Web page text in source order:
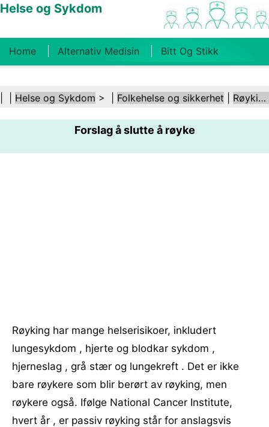
Helse og Sykdom
Home Alternativ Medisin Bitt Og Stikk
Kosthold Og Ernæring Familiehelse
Psykisk Helse Folkehelse Og
Sikkerhet Kirurgi Og Prosedyrer Helse
Helse og Sykdom > | Folkehelse og sikkerhet Røyking og tobakk
Forslag å slutte å røyke
Røyking har mange helserisikoer, inkludert
lungesykdom , hjerte og blodkar sykdom ,
hjerneslag , grå stær og lungekreft . Det er ikke
bare røykere som blir berørt av røyking, men
røykere også. Ifølge National Cancer Institute,
hvert år , er passiv røyking står for anslagsvis